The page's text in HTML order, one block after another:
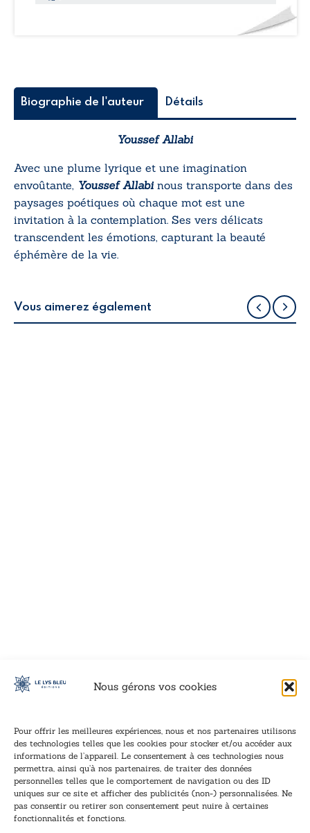
Nous gérons vos cookies
Pour offrir les meilleures expériences, nous et nos partenaires utilisons
des technologies telles que les cookies pour stocker et/ou accéder aux
informations de l’appareil. Le consentement à ces technologies nous
permettra, ainsi qu’à nos partenaires, de traiter des données
personnelles telles que le comportement de navigation ou des ID
uniques sur ce site et afficher des publicités (non-) personnalisées. Ne
pas consentir ou retirer son consentement peut nuire à certaines
fonctionnalités et fonctions.
Biographie de l'auteur Détails
Youssef Allabi
Avec une plume lyrique et une imagination
envoûtante, Youssef Allabinous transporte dans des
paysages poétiques où chaque mot est une
invitation à la contemplation. Ses vers délicats
transcendent les émotions, capturant la beauté
éphémère de la vie.
Vous aimerez également
Inscription à la newsletter
Inscrivez-vous à notre newsletter et recevez nos
dernières nouvelles.
E